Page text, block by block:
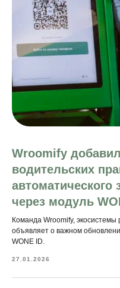
Wroomify
водительских
автоматического
через модуль
Команда Wroomify,
объявляет о важном
WONE ID.
27.01.2026